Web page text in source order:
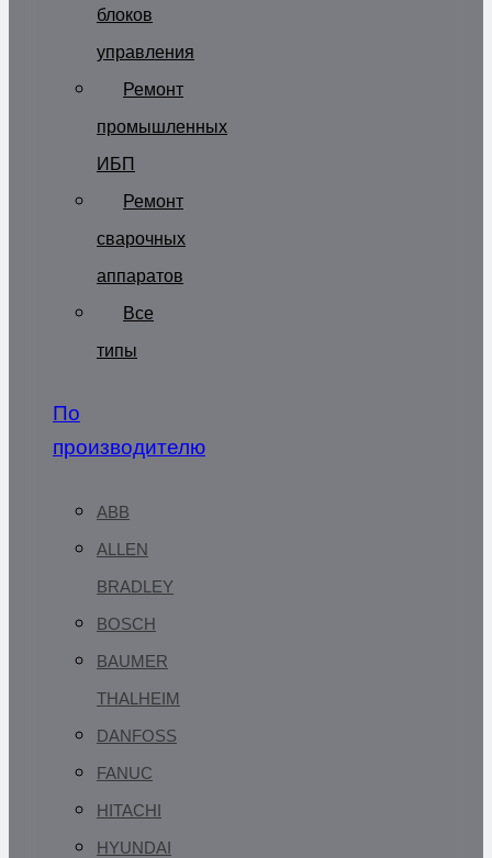
блоков
управления
Ремонт
промышленных
ИБП
Ремонт
сварочных
аппаратов
Все
типы
По
производителю
ABB
ALLEN
BRADLEY
BOSCH
BAUMER
THALHEIM
DANFOSS
FANUC
HITACHI
HYUNDAI